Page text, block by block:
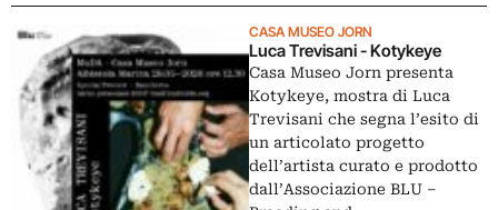
CASA MUSEO JORN
Luca Trevisani - Kotykeye
Casa Museo Jorn presenta
Kotykeye, mostra di Luca
Trevisani che segna l’esito di
un articolato progetto
dell’artista curato e prodotto
dall’Associazione BLU –